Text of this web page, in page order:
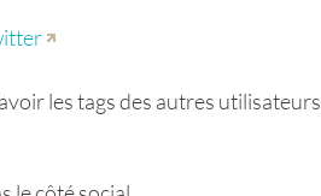
les tags des autres utilisateurs